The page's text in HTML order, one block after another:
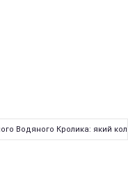
Водяного Кролика: який